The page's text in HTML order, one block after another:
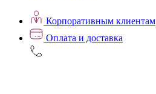
Корпоративным клиентам
Оплата и доставка